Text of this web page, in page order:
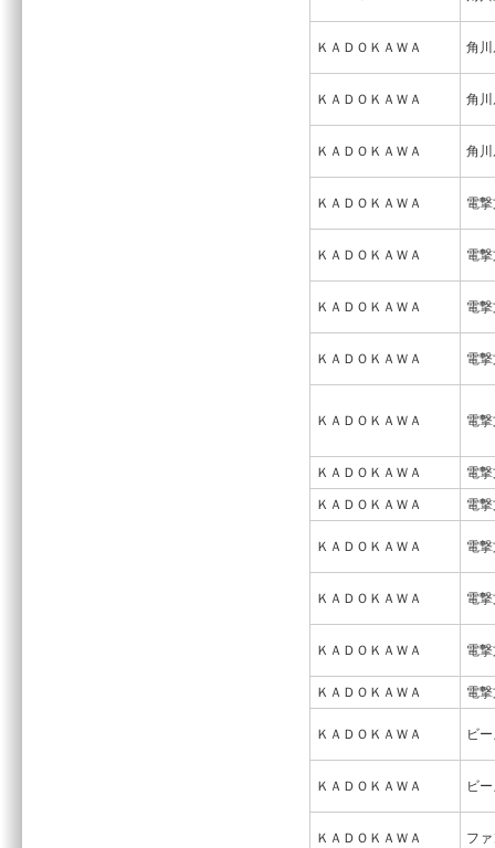
ＫＡＤＯＫＡＷＡ 角
ＫＡＤＯＫＡＷＡ 角
ＫＡＤＯＫＡＷＡ 角
ＫＡＤＯＫＡＷＡ 電
ＫＡＤＯＫＡＷＡ 電
ＫＡＤＯＫＡＷＡ 電
ＫＡＤＯＫＡＷＡ 電
ＫＡＤＯＫＡＷＡ 電
ＫＡＤＯＫＡＷＡ 電
ＫＡＤＯＫＡＷＡ 電
ＫＡＤＯＫＡＷＡ 電
ＫＡＤＯＫＡＷＡ 電
ＫＡＤＯＫＡＷＡ 電
ＫＡＤＯＫＡＷＡ 電
ＫＡＤＯＫＡＷＡ ビ
ＫＡＤＯＫＡＷＡ ビ
ＫＡＤＯＫＡＷＡ フ